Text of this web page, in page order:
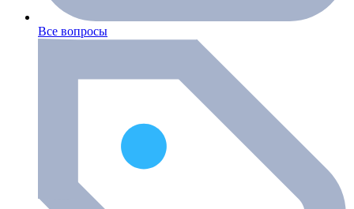
Все вопросы